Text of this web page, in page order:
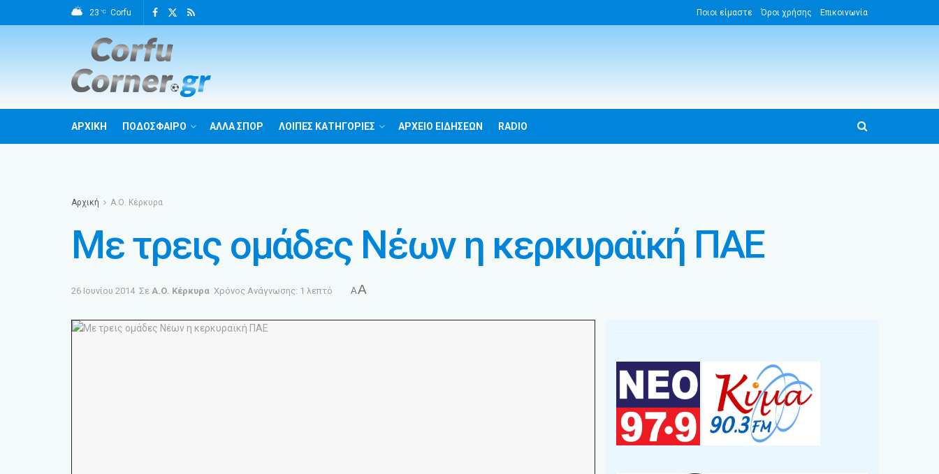
23 °C Corfu Ποιοι είμαστε Όροι χρήσης Επικοινωνία
ΑΡΧΙΚΗ ΠΟΔΟΣΦΑΙΡΟ ΑΛΛΑ ΣΠΟΡ ΛΟΙΠΕΣ ΚΑΤΗΓΟΡΙΕΣ ΑΡΧΕΙΟ ΕΙΔΗΣΕΩΝ RADIO
Αρχική Α.Ο. Κέρκυρα
Με τρεις ομάδες Νέων η κερκυραϊκή ΠΑΕ
26 Ιουνίου 2014 Σε Α.Ο. Κέρκυρα Χρόνος Ανάγνωσης: 1 λεπτό AA